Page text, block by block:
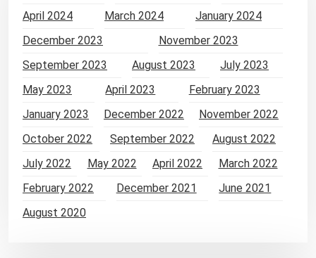
April 2024
March 2024
January 2024
December 2023
November 2023
September 2023
August 2023
July 2023
May 2023
April 2023
February 2023
January 2023
December 2022
November 2022
October 2022
September 2022
August 2022
July 2022
May 2022 April 2022
March 2022
February 2022
December 2021
June 2021
August 2020